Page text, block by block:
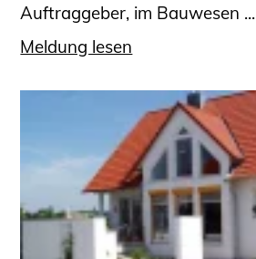
Auftraggeber, im Bauwesen ...
Meldung lesen